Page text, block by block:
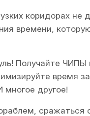
коридорах
времени,
Получайте ЧИПЫ
время
многое другое!
сражаться